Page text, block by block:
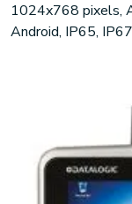
1024x768 pixels,
Android, IP65,